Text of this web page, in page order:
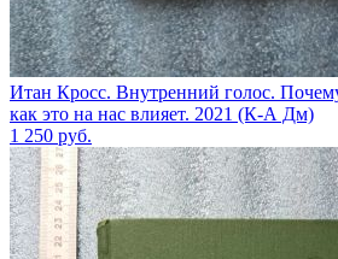
Итан Кросс. Внутренний голос.
как это на нас влияет. 2021 (К-А Дм)
1 250 руб.